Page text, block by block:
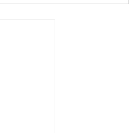
com a
qualidade
visando
GSS